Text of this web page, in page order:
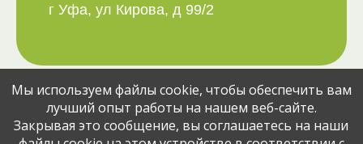
г Уфа, ул Кирова, д 99/2
Поделитесь вакансией с друзьями:
Мы используем файлы cookie, чтобы обеспечить вам
лучший опыт работы на нашем веб-сайте.
Закрывая это сообщение, вы соглашаетесь на наши